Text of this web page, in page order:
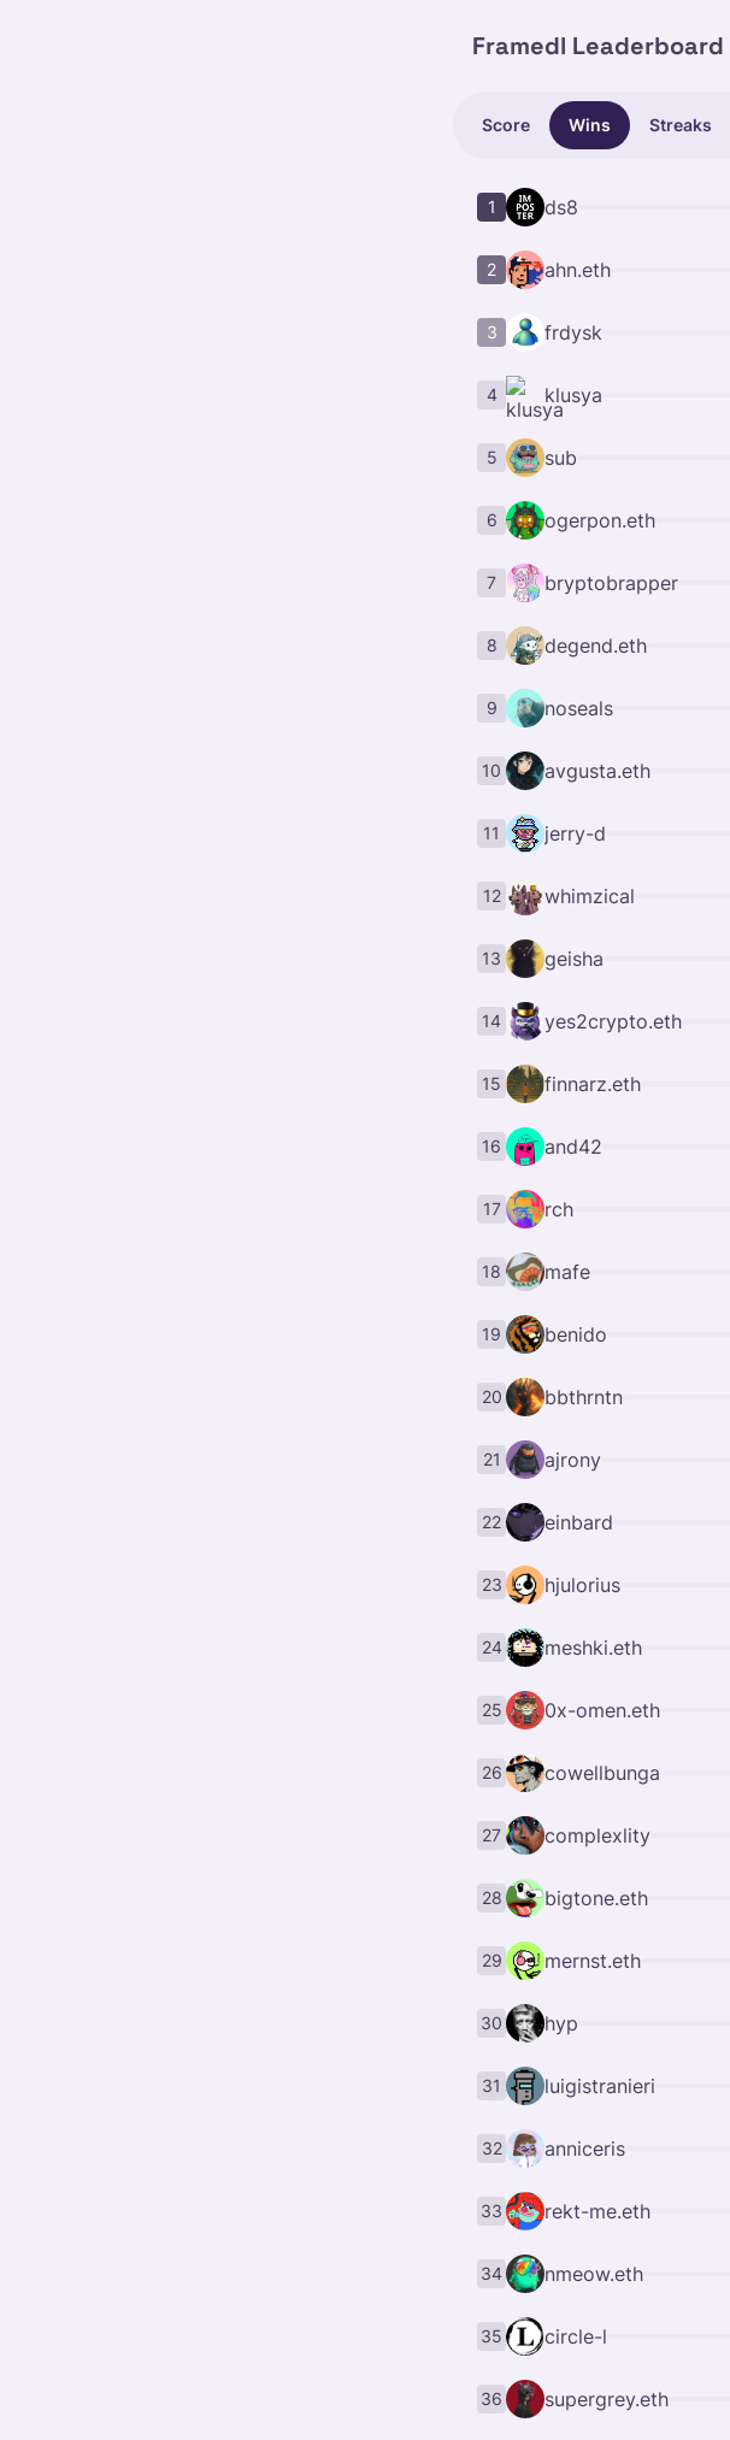
Framedl Leaderboard
Score Wins Streaks
1 ds8
2 ahn.eth
3 frdysk
4 klusya
5 sub
6 ogerpon.eth
7 bryptobrapper
8 degend.eth
9 noseals
10 avgusta.eth
11 jerry-d
12 whimzical
13 geisha
14 yes2crypto.eth
15 finnarz.eth
16 and42
17 rch
18 mafe
19 benido
20 bbthrntn
21 ajrony
22 einbard
23 hjulorius
24 meshki.eth
25 0x-omen.eth
26 cowellbunga
27 complexlity
28 bigtone.eth
29 mernst.eth
30 hyp
31 luigistranieri
32 anniceris
33 rekt-me.eth
34 nmeow.eth
35 circle-l
36 supergrey.eth